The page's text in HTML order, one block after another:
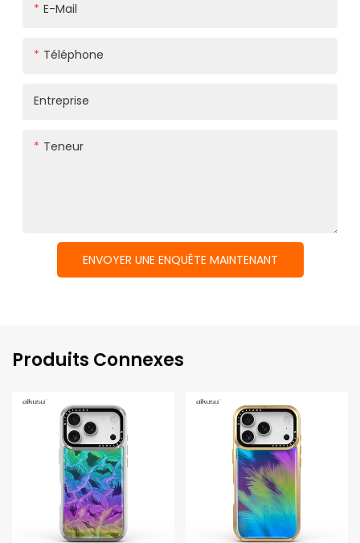
E-Mail
Téléphone
Entreprise
Teneur
ENVOYER UNE ENQUÊTE MAINTENANT
Produits Connexes